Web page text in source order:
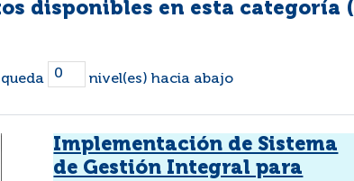
disponibles en esta categoría (
nivel(es) hacia abajo
Implementación de Sistema
de Gestión Integral para